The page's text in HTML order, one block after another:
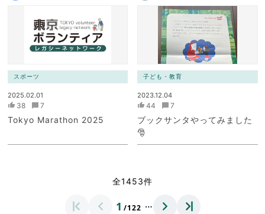
スポーツ
2025.02.01
38 7
Tokyo Marathon 2025
子ども・教育
2023.12.04
44 7
ブックサンタやってみました
🎅
全1453件
1 /122 …